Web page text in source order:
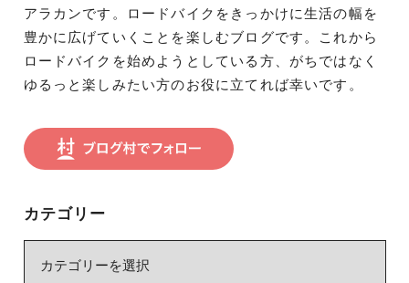
アラカンです。ロードバイクをきっかけに生活の幅を
豊かに広げていくことを楽しむブログです。これから
ロードバイクを始めようとしている方、がちではなく
ゆるっと楽しみたい方のお役に立てれば幸いです。
カテゴリー